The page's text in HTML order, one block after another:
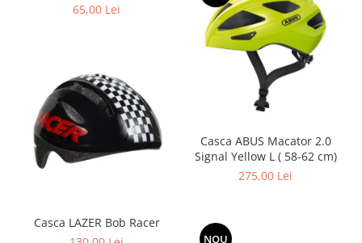
65,00 Lei
Casca ABUS Macator 2.0
Signal Yellow L ( 58-62 cm)
275,00 Lei
Casca LAZER Bob Racer
NOU